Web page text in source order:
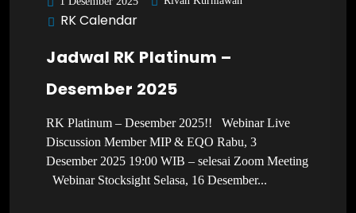
RK Calendar
Jadwal RK Platinum –
Desember 2025
RK Platinum – Desember 2025!! Webinar Live
Discussion Member MIP & EQO Rabu, 3
Desember 2025 19:00 WIB – selesai Zoom Meeting
Webinar Stocksight Selasa, 16 Desember...